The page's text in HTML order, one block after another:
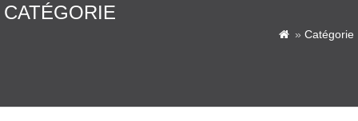
CATÉGORIE
 » Catégorie